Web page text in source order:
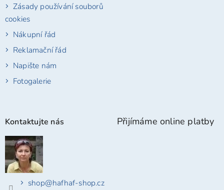
Zásady používání souborů
cookies
Nákupní řád
Reklamační řád
Napište nám
Fotogalerie
Kontaktujte nás
shop@hafhaf-shop.cz
Přijímáme online platby